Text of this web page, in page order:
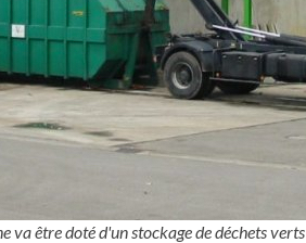
va être doté d'un stockage de déchets verts